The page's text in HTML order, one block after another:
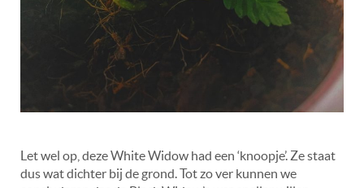
Let wel op, deze White Widow had een ‘knoopje’. Ze staat
dus wat dichter bij de grond. Tot zo ver kunnen we